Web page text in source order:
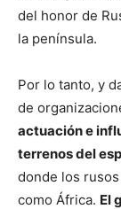
del honor de
la península.
Por lo tanto, y
de
actuación e
terrenos del
donde los
como África. El